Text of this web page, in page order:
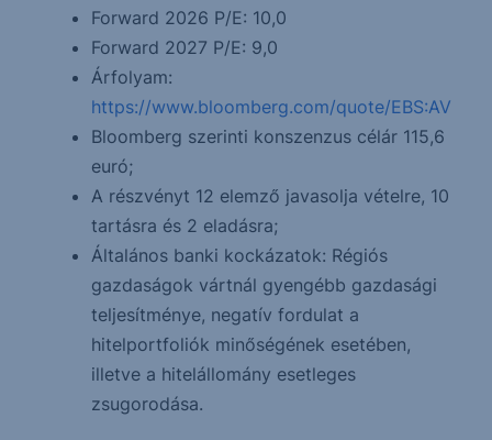
Forward 2026 P/E: 10,0
Forward 2027 P/E: 9,0
Árfolyam:
https://www.bloomberg.com/quote/EBS:AV
Bloomberg szerinti konszenzus célár 115,6
euró;
A részvényt 12 elemző javasolja vételre, 10
tartásra és 2 eladásra;
Általános banki kockázatok: Régiós
gazdaságok vártnál gyengébb gazdasági
teljesítménye, negatív fordulat a
hitelportfoliók minőségének esetében,
illetve a hitelállomány esetleges
zsugorodása.